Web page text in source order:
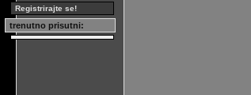
Registrirajte se!
trenutno prisutni: